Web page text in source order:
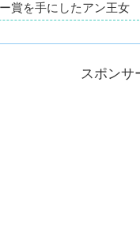
賞を手にしたアン王女
スポンサ